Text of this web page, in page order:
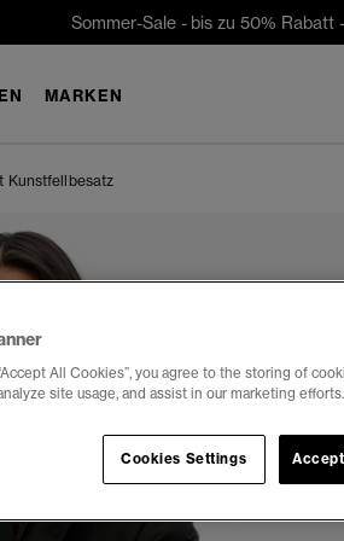
Sommer-Sale - bis zu 50% Rabatt -
MARKEN
Kunstfellbesatz
All Cookies”, you agree to the storing of
site usage, and assist in our marketing efforts.
Cookies Settings